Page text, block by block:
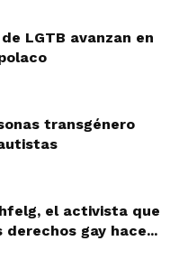
LGTB avanzan en
transgénero
el activista que
derechos gay hace...